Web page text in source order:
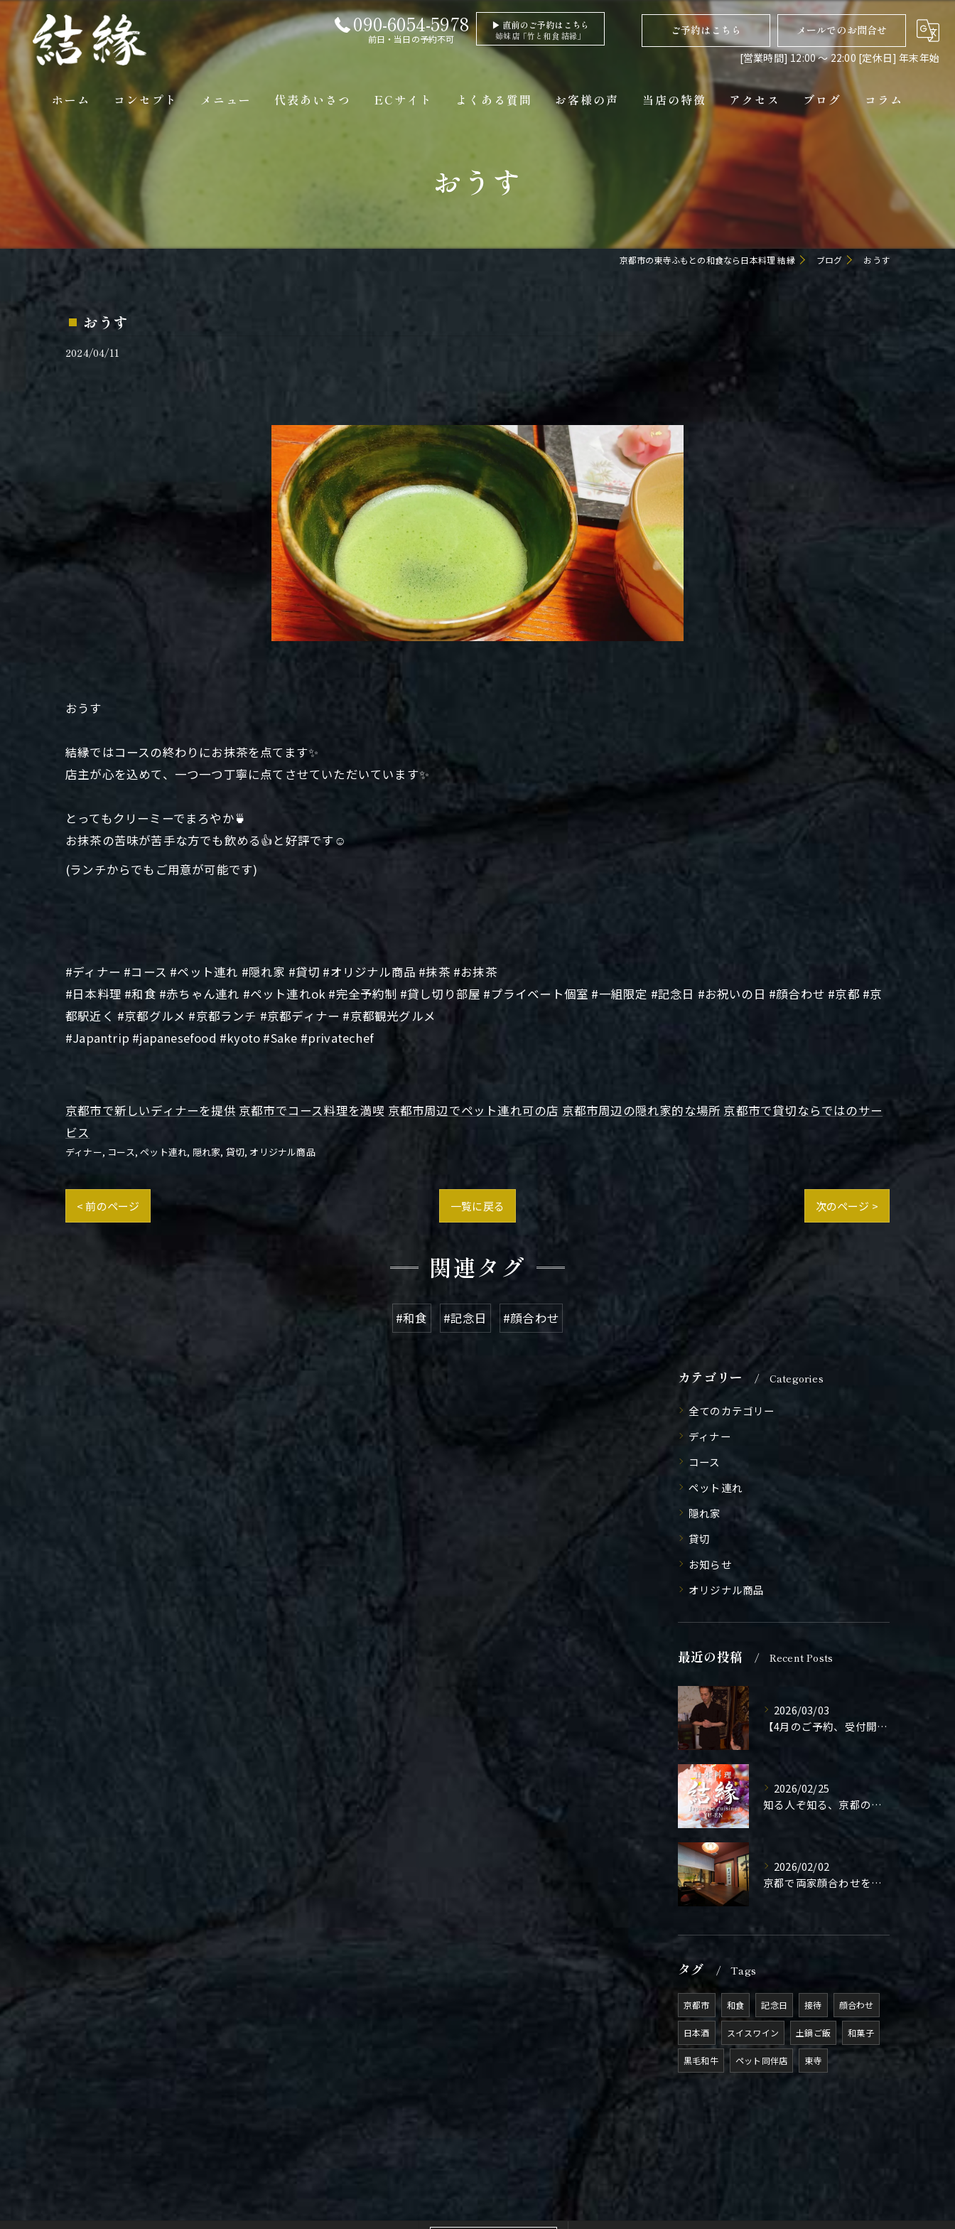
090-6054-5978
前日・当日の予約不可
▶ 直前のご予約はこちら
姉妹店「竹と和食 結縁」 ご予約はこちら
メールでのお問合せ
[営業時間] 12:00 〜 22:00 [定休日] 年末年始
ホーム コンセプト メニュー 代表あいさつ ECサイト よくある質問 お客様の声 当店の特徴
コース
ペット連れ
隠れ家
アクセス ブログ コラム
おうす
京都市の東寺ふもとの和食なら日本料理 結縁 ブログ おうす
おうす
2024/04/11
おうす
結縁ではコースの終わりにお抹茶を点てます✨
店主が心を込めて、一つ一つ丁寧に点てさせていただいています✨
とってもクリーミーでまろやか🍵
お抹茶の苦味が苦手な方でも飲める👍と好評です☺️
(ランチからでもご用意が可能です)
#ディナー #コース #ペット連れ #隠れ家 #貸切 #オリジナル商品 #抹茶 #お抹茶
#日本料理 #和食 #赤ちゃん連れ #ペット連れok #完全予約制 #貸し切り部屋 #プライベート個室 #一組限定 #記念日 #お祝いの日 #顔合わせ #京都 #京
都駅近く #京都グルメ #京都ランチ #京都ディナー #京都観光グルメ
#Japantrip #japanesefood #kyoto #Sake #privatechef
京都市で新しいディナーを提供 京都市でコース料理を満喫 京都市周辺でペット連れ可の店 京都市周辺の隠れ家的な場所 京都市で貸切ならではのサー
ビス
ディナー コース ペット連れ 隠れ家 貸切 オリジナル商品
< 前のページ 一覧に戻る 次のページ >
関連タグ
#和食 #記念日 #顔合わせ
カテゴリー Categories
全てのカテゴリー
ディナー
コース
ペット連れ
隠れ家
貸切
お知らせ
オリジナル商品
最近の投稿 Recent Posts
2026/03/03
【4月のご予約、受付開始しました】
2026/02/25
知る人ぞ知る、京都の隠れ家。
2026/02/02
京都で両家顔合わせをご検討の方へ。
タグ Tags
京都市 和食 記念日 接待 顔合わせ
日本酒 スイスワイン 土鍋ご飯 和菓子
黒毛和牛 ペット同伴店 東寺